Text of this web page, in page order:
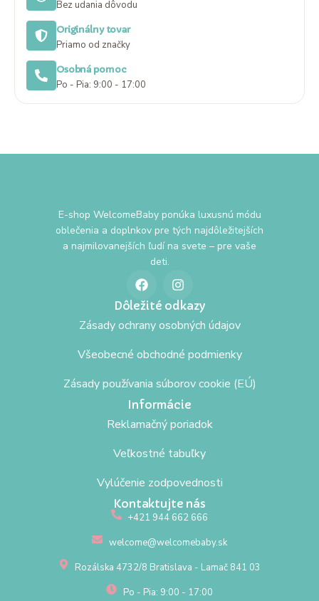
Bez udania dôvodu
Originálny tovar
Priamo od značky
Osobná pomoc
Po - Pia: 9:00 - 17:00
E-shop WelcomeBaby ponúka luxusnú módu
oblečenia a doplnkov pre tých najdôležitejších
a najmilovanejších ľudí na svete – pre vaše
deti.
Dôležité odkazy
Zásady ochrany osobných údajov
Všeobecné obchodné podmienky
Zásady používania súborov cookie (EÚ)
Informácie
Reklamačný poriadok
Veľkostné tabuľky
Vylúčenie zodpovednosti
Kontaktujte nás
+421 944 662 666
welcome@welcomebaby.sk
Rozálska 4732/8 Bratislava - Lamač 841 03
Po - Pia: 9:00 - 17:00